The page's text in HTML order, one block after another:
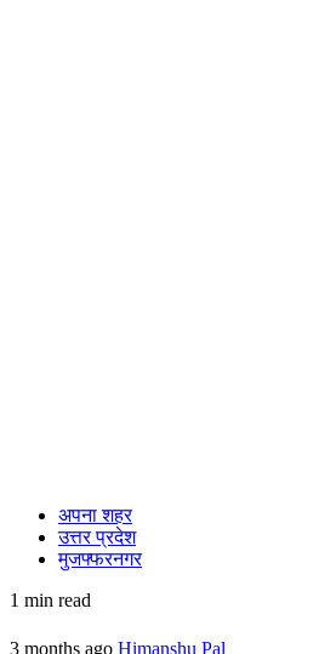
अपना शहर
उत्तर प्रदेश
मुजफ्फरनगर
1 min read
3 months ago Himanshu Pal